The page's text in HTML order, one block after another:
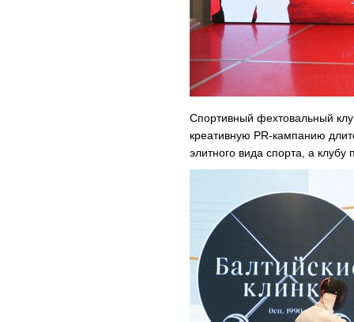
Спортивный фехтовальный
креативную PR-кампанию
элитного вида спорта, а